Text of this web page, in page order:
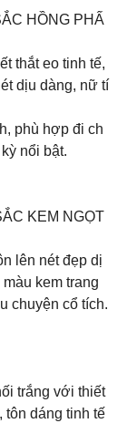
HỒNG PHẤ
thắt eo tinh tế,
dịu dàng, nữ tí
phù hợp đi ch
nổi bật.
KEM NGỌT
lên nét đẹp dị
kem trang
chuyện cổ tích.
trắng với thiết
tôn dáng tinh tế